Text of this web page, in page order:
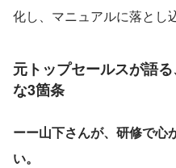
化し、マニュアルに落とし
元トップセールスが語
な3箇条
ーー山下さんが、研修で心
い。